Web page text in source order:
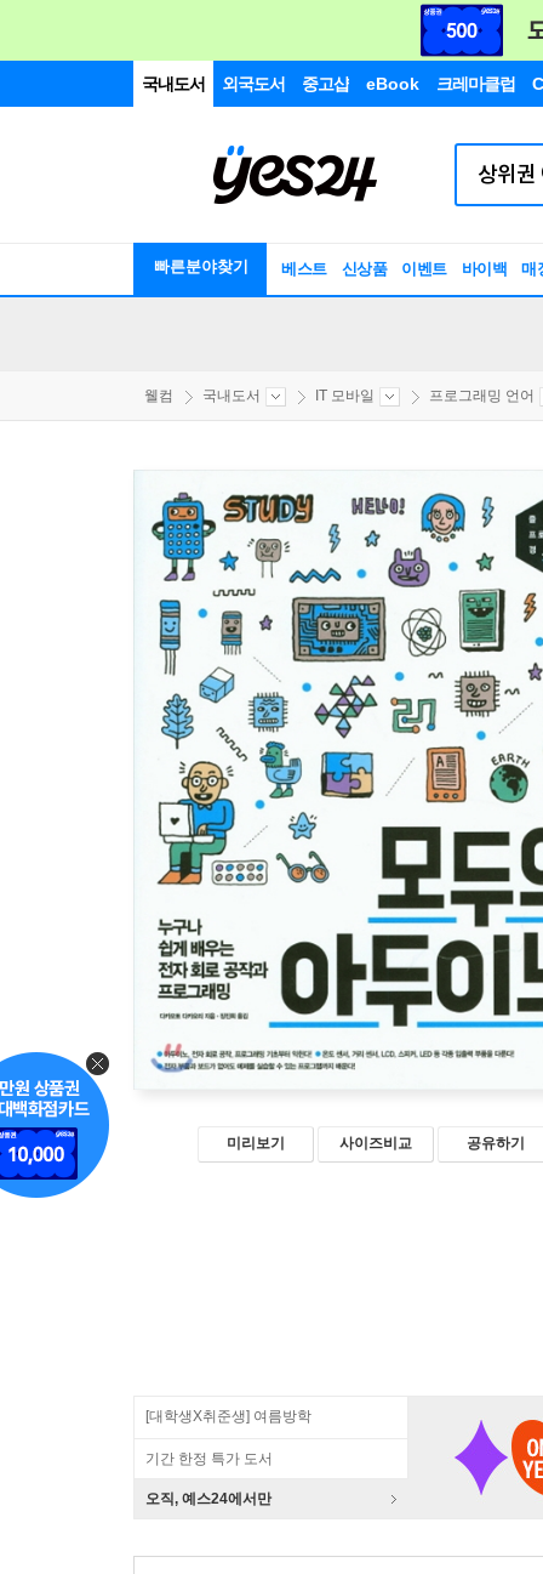
국내도서 외국도서 중고샵 eBook 크레마클럽
빠른분야찾기 베스트 신상품 이벤트 바이백 매
웰컴 국내도서 IT 모바일 프로그래밍 언어
미리보기 사이즈비교 공유하기
[대학생X취준생] 여름방학
기간 한정 특가 도서
오직, 예스24에서만